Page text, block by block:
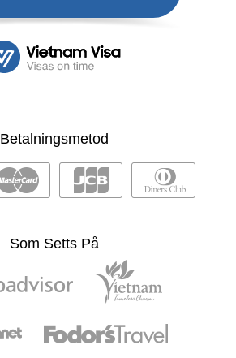
Betalningsmetod
Som Setts På